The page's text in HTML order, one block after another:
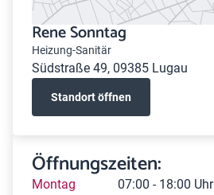
Rene Sonntag
Heizung-Sanitär
Südstraße 49, 09385 Lugau
Standort öffnen
Öffnungszeiten:
Montag
07:00 - 18:00 Uhr